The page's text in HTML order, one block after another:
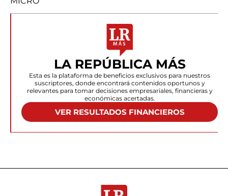
LA REPÚBLICA MÁS
Esta es la plataforma de beneficios exclusivos para nuestros
suscriptores, donde encontrará contenidos oportunos y
relevantes para tomar decisiones empresariales, financieras y
económicas acertadas.
VER RESULTADOS FINANCIEROS